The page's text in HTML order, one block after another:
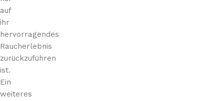
auf
ihr
hervorragendes
Raucherlebnis
zurückzuführen
ist.
Ein
weiteres